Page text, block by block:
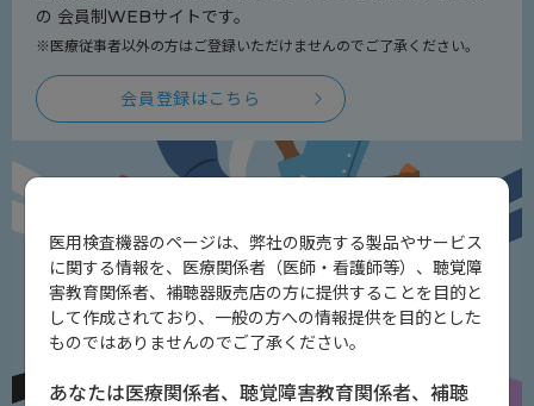
医用検査機器のページは、弊社の販売する製品やサービス
に関する情報を、医療関係者（医師・看護師等）、聴覚障
害教育関係者、補聴器販売店の方に提供することを目的と
して作成されており、一般の方への情報提供を目的とした
ものではありませんのでご了承ください。
あなたは医療関係者、聴覚障害教育関係者、補聴
の 会員制WEBサイトです。
※医療従事者以外の方はご登録いただけませんのでご了承ください。
会員登録はこちら